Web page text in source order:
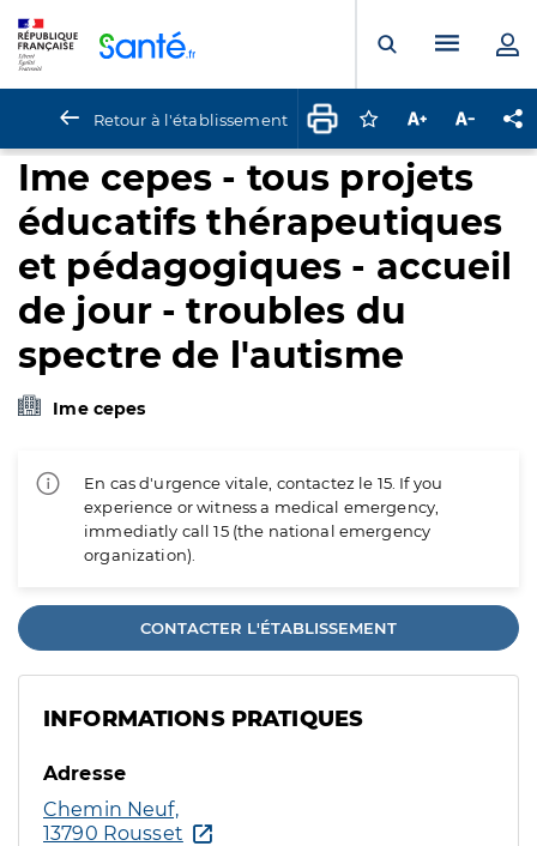
Ouvrir laMenu
Retour à l'établissement Connectez-vous
Augmenter la
Ime cepes - tous projets
éducatifs thérapeutiques
et pédagogiques - accueil
de jour - troubles du
spectre de l'autisme
Ime cepes
En cas d'urgence vitale, contactez le 15. If you
experience or witness a medical emergency,
immediatly call 15 (the national emergency
organization).
CONTACTER L'ÉTABLISSEMENT
INFORMATIONS PRATIQUES
Adresse
Chemin Neuf,
13790 Rousset